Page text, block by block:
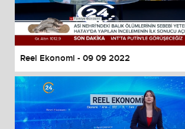
Reel Ekonomi - 09 09 2022